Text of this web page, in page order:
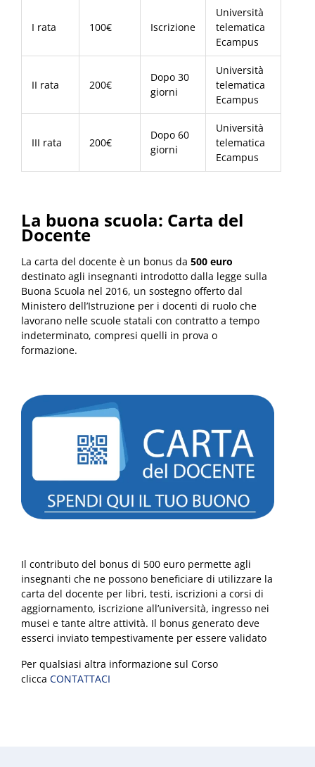
I rata 100€ Iscrizione
Università
telematica
Ecampus
II rata 200€
Dopo 30
giorni
Università
telematica
Ecampus
III rata 200€
Dopo 60
giorni
Università
telematica
Ecampus
La buona scuola: Carta del
Docente
La carta del docente è un bonus da 500 euro
destinato agli insegnanti introdotto dalla legge sulla
Buona Scuola nel 2016, un sostegno offerto dal
Ministero dell’Istruzione per i docenti di ruolo che
lavorano nelle scuole statali con contratto a tempo
indeterminato, compresi quelli in prova o
formazione.
Il contributo del bonus di 500 euro permette agli
insegnanti che ne possono beneficiare di utilizzare la
carta del docente per libri, testi, iscrizioni a corsi di
aggiornamento, iscrizione all’università, ingresso nei
musei e tante altre attività. Il bonus generato deve
esserci inviato tempestivamente per essere validato
Per qualsiasi altra informazione sul Corso
clicca CONTATTACI